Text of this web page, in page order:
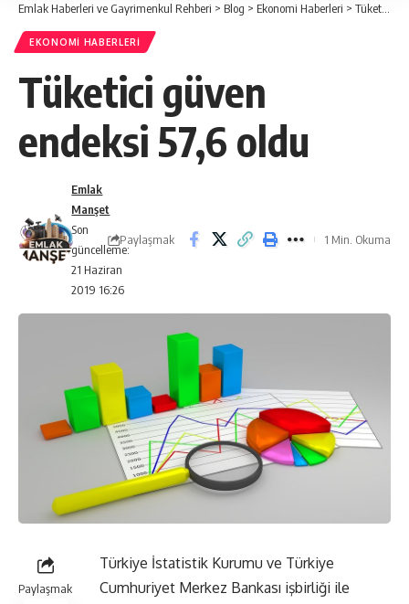
Emlak Haberleri ve Gayrimenkul Rehberi > Blog > Ekonomi Haberleri > Tüketici güven endeksi 57,6 oldu
EKONOMI HABERLERI
Tüketici güven
endeksi 57,6 oldu
Son
güncelleme:
21 Haziran
2019 16:26
Emlak
Manşet
Paylaşmak 1 Min. Okuma
Paylaşmak
Türkiye İstatistik Kurumu ve Türkiye
Cumhuriyet Merkez Bankası işbirliği ile